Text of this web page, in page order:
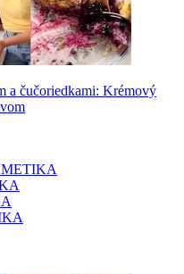
a čučoriedkami: Krémový